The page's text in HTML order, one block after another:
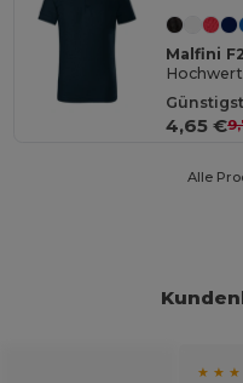
Malfini
4,65 €
Alle
★ ★ ★